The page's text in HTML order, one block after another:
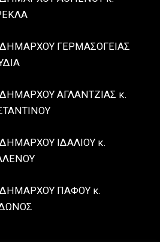
ΔΗΜΑΡΧΟΥ ΓΕΡΜΑΣΟΓΕΙΑΣ
ΑΓΛΑΝΤΖΙΑΣ κ.
ΙΔΑΛΙΟΥ κ.
ΔΗΜΑΡΧΟΥ ΠΑΦΟΥ κ.